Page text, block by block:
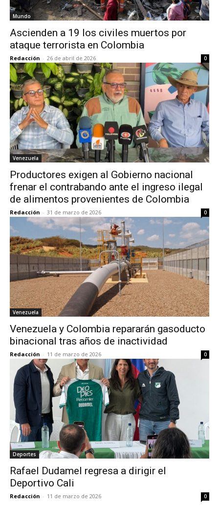
Mundo
Ascienden a 19 los civiles muertos por
ataque terrorista en Colombia
Redacción - 26 de abril de 2026 0
Venezuela
Productores exigen al Gobierno nacional
frenar el contrabando ante el ingreso ilegal
de alimentos provenientes de Colombia
Redacción - 31 de marzo de 2026 0
Venezuela
Venezuela y Colombia repararán gasoducto
binacional tras años de inactividad
Redacción - 11 de marzo de 2026 0
Deportes
Rafael Dudamel regresa a dirigir el
Deportivo Cali
Redacción - 11 de marzo de 2026 0